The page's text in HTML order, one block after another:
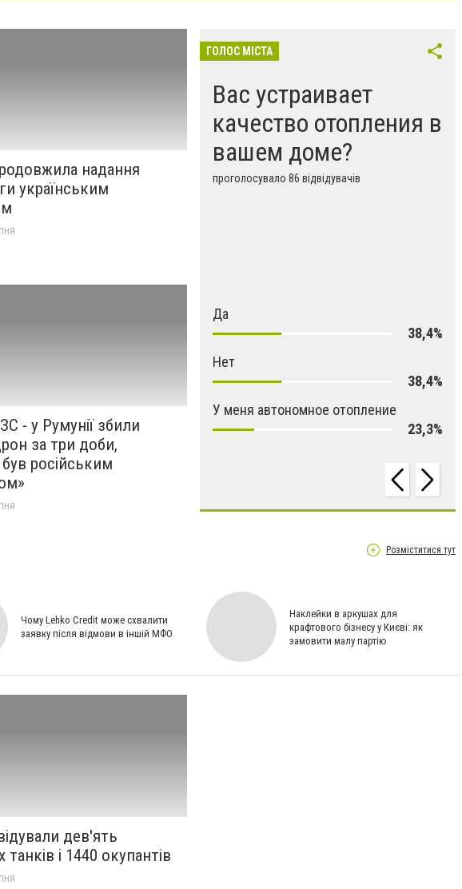
надання
українським
- у Румунії збили
за три доби,
російським
ГОЛОС МІСТА
Вас устраивает
качество отопления в
вашем доме?
проголосувало 86 відвідувачів
Да
38,4%
Нет
38,4%
У меня автономное отопление
23,3%
Розміститися тут
Чому Lehko Credit може схвалити
заявку після відмови в іншій МФО
Наклейки в аркушах для
крафтового бізнесу у Києві: як
замовити малу партію
дев'ять
і 1440 окупантів